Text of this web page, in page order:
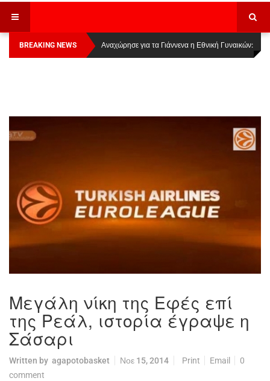
BREAKING NEWS
Οι Πάνθηρες Καβάλας στην Women Basketball
League 1
Αναχώρησε για τα Γιάννενα η Εθνική Γυναικών:
Μεγάλη νίκη της Εφές επί
της Ρεάλ, ιστορία έγραψε η
Σάσαρι
Written by agapotobasket Νοε 15, 2014 Print Email
0
comment